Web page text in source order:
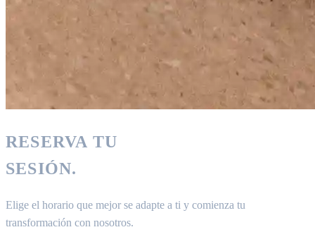
RESERVA TU
SESIÓN.
Elige el horario que mejor se adapte a ti y comienza tu
transformación con nosotros.